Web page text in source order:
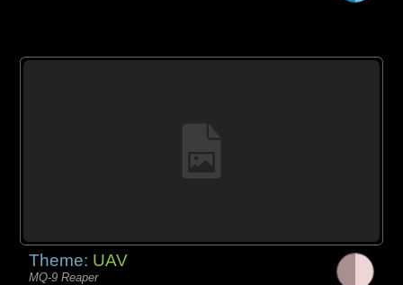
Theme: UAV
MQ-9 Reaper